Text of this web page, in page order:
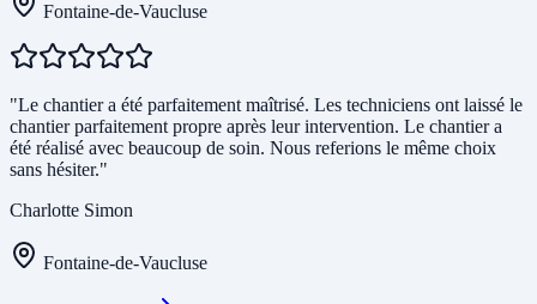
Fontaine-de-Vaucluse
"Le chantier a été parfaitement maîtrisé. Les techniciens ont laissé le
chantier parfaitement propre après leur intervention. Le chantier a
été réalisé avec beaucoup de soin. Nous referions le même choix
sans hésiter."
Charlotte Simon
Fontaine-de-Vaucluse